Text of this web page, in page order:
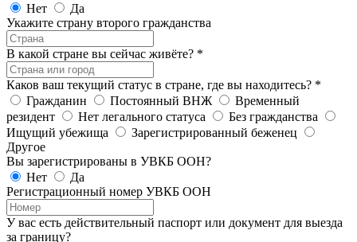
Нет
Да
Укажите страну второго гражданства
В какой стране вы сейчас живёте? *
Каков ваш текущий статус в стране, где вы находитесь? *
Гражданин
Постоянный ВНЖ
Временный
резидент
Нет легального статуса
Без гражданства
Ищущий убежища
Зарегистрированный беженец
Другое
Вы зарегистрированы в УВКБ ООН?
Нет
Да
Регистрационный номер УВКБ ООН
У вас есть действительный паспорт или документ для выезда
за границу?